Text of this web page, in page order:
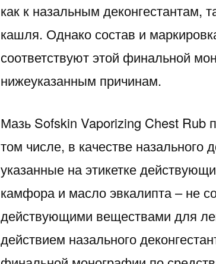
как к назальным деконгестантам,
кашля. Однако состав и
соответствуют этой финальной
нижеуказанным причинам.
Мазь Sofskin Vaporizing Chest Rub
том числе, в качестве назального
указанные на этикетке
камфора и масло эвкалипта – не
действующими веществами для
действием назального